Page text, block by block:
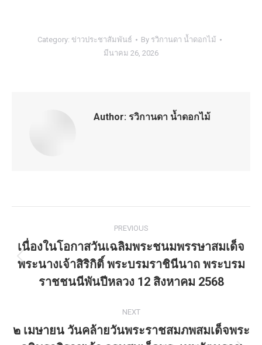
Category: ข่าวประชาสัมพันธ์ By รวิกานดา น้ำดอกไม้
มีนาคม 26, 2026
Author: รวิกานดา น้ำดอกไม้
navigation
PREVIOUS
Previous
post:
เนื่องในโอกาสวันเฉลิมพระชนมพรรษาสมเด็จ
พระนางเจ้าสิริกิติ์ พระบรมราชินีนาถ พระบรม
ราชชนนีพันปีหลวง 12 สิงหาคม 2568
NEXT
๒ เมษายน วันคล้ายวันพระราชสมภพสมเด็จพระ